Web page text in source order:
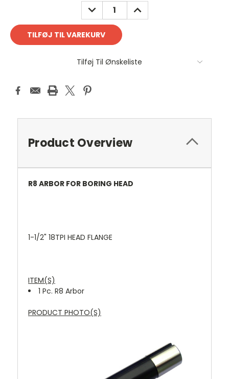
REDUCER
ANTAL:
FORØG
ANTAL:
Tilføj Til Ønskeliste
Product Overview
R8 ARBOR FOR BORING HEAD
1-1/2" 18TPI HEAD FLANGE
ITEM(S)
1 Pc. R8 Arbor
PRODUCT PHOTO(S)